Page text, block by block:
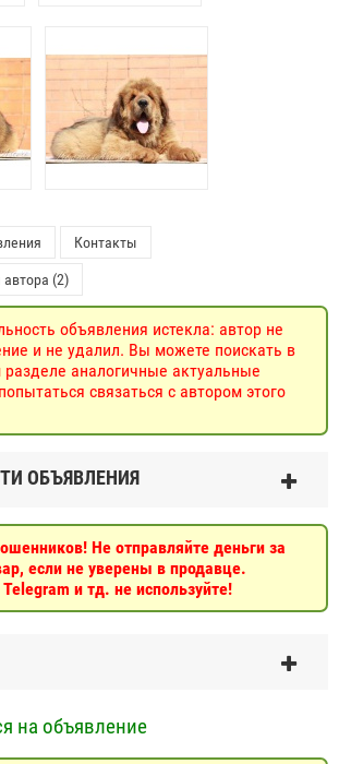
Контакты
(2)
объявления истекла: автор не
и не удалил. Вы можете поискать в
аналогичные актуальные
связаться с автором этого
ОБЪЯВЛЕНИЯ
Не отправляйте деньги за
если не уверены в продавце.
и тд. не используйте!
на объявление